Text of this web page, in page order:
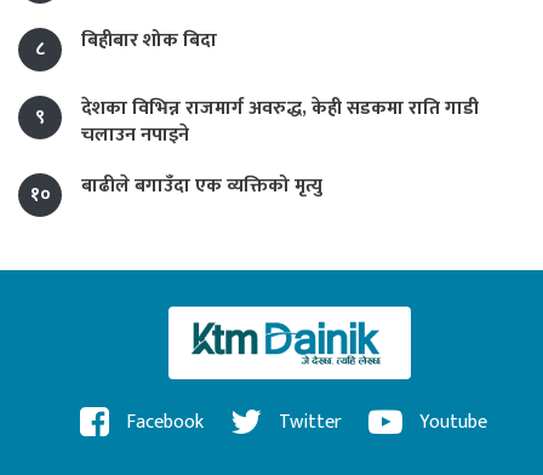
८ बिहीबार शोक बिदा
९
देशका विभिन्न राजमार्ग अवरुद्ध, केही सडकमा राति गाडी
चलाउन नपाइने
१०
बाढीले बगाउँदा एक व्यक्तिको मृत्यु
Facebook Twitter Youtube